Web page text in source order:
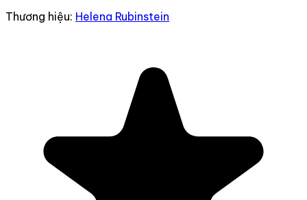
Thương hiệu: Helena Rubinstein